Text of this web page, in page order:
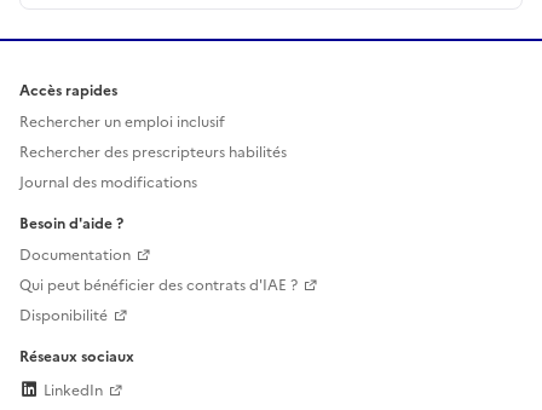
Accès rapides
Rechercher un emploi inclusif
Rechercher des prescripteurs habilités
Journal des modifications
Besoin d'aide ?
Documentation
Qui peut bénéficier des contrats d'IAE ?
Disponibilité
Réseaux sociaux
LinkedIn